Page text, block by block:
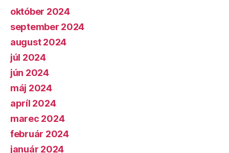
október 2024
september 2024
august 2024
júl 2024
jún 2024
máj 2024
apríl 2024
marec 2024
február 2024
január 2024